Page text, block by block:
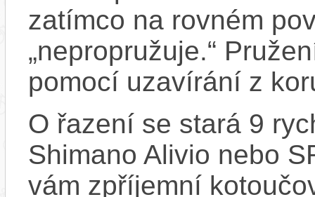
zatímco na rovném
„nepropružuje.“
pomocí uzavírání z
O řazení se stará 9
Shimano Alivio nebo
vám zpříjemní